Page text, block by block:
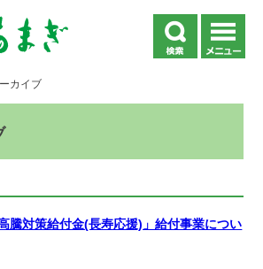
カイブ
騰対策給付金(長寿応援)」給付事業につい